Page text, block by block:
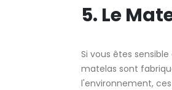
5. Le
Si vous êtes
matelas sont
l'environnement,